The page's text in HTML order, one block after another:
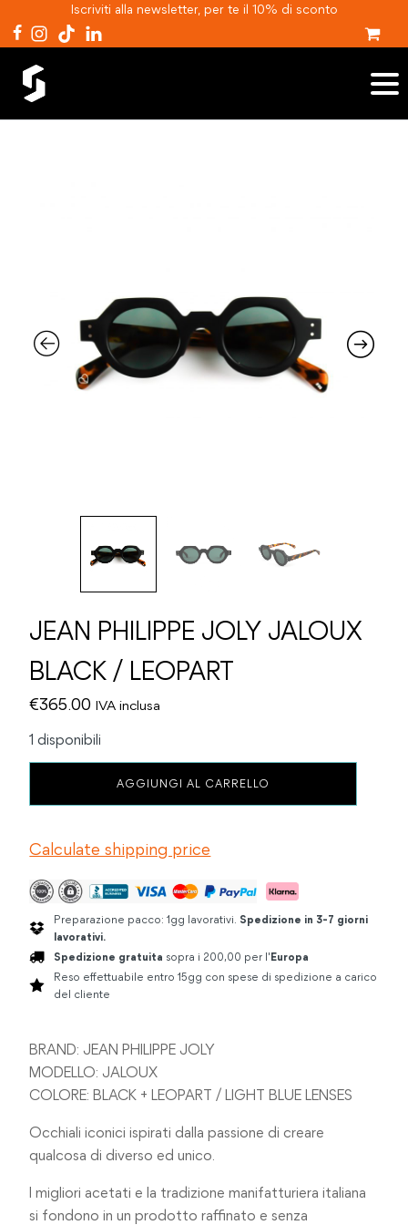
Iscriviti alla newsletter, per te il 10% di sconto
JEAN PHILIPPE JOLY JALOUX
BLACK / LEOPART
€365.00 IVA inclusa
1 disponibili
BLACK
LEOPART
quantità
AGGIUNGI AL CARRELLO
Calculate shipping price
Preparazione pacco: 1gg lavorativi. Spedizione in 3-7 giorni
lavorativi.
Spedizione gratuita sopra i 200,00 per l'Europa
Reso effettuabile entro 15gg con spese di spedizione a carico
del cliente
BRAND: JEAN PHILIPPE JOLY
MODELLO: JALOUX
COLORE: BLACK + LEOPART / LIGHT BLUE LENSES
Occhiali iconici ispirati dalla passione di creare
qualcosa di diverso ed unico.
I migliori acetati e la tradizione manifatturiera italiana
si fondono in un prodotto raffinato e senza